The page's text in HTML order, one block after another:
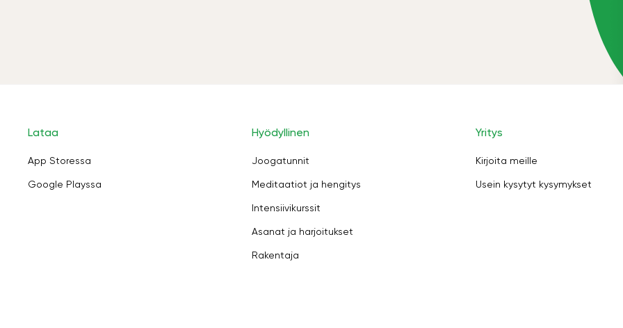
Lataa
App Storessa
Google Playssa
Hyödyllinen
Joogatunnit
Meditaatiot ja hengitys
Intensiivikurssit
Asanat ja harjoitukset
Rakentaja
Yritys
Kirjoita meille
Usein kysytyt kysymykset